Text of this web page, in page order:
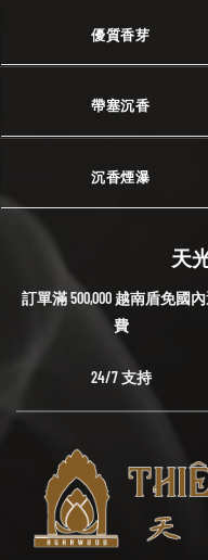
優質香芽
帶塞沉香
沉香煙瀑
天
訂單滿 500,000 越南盾免國
費
24/7 支持